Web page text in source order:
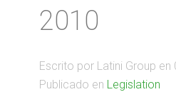
2010
Escrito por Latini Group en
Publicado en Legislation